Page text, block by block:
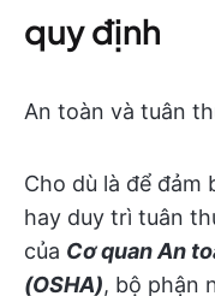
quy định
An toàn và tuân
Cho dù là để đảm
hay duy trì tuân
của Cơ quan An
(OSHA), bộ phận